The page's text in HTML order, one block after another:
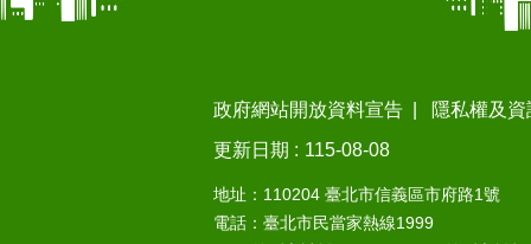
政府網站開放資料宣告
隱私權及
更新日期
115-08-08
地址：110204 臺北市信義區市府路1號
電話：臺北市民當家熱線1999